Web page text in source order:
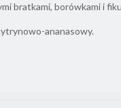
bratkami, borówkami i
ananasowy.